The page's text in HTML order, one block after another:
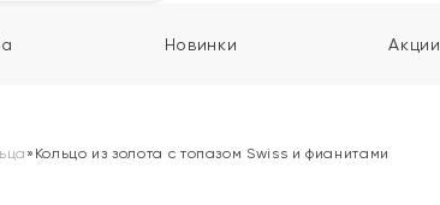
Новинки Акции
» Кольцо из золота с топазом Swiss и фианитами